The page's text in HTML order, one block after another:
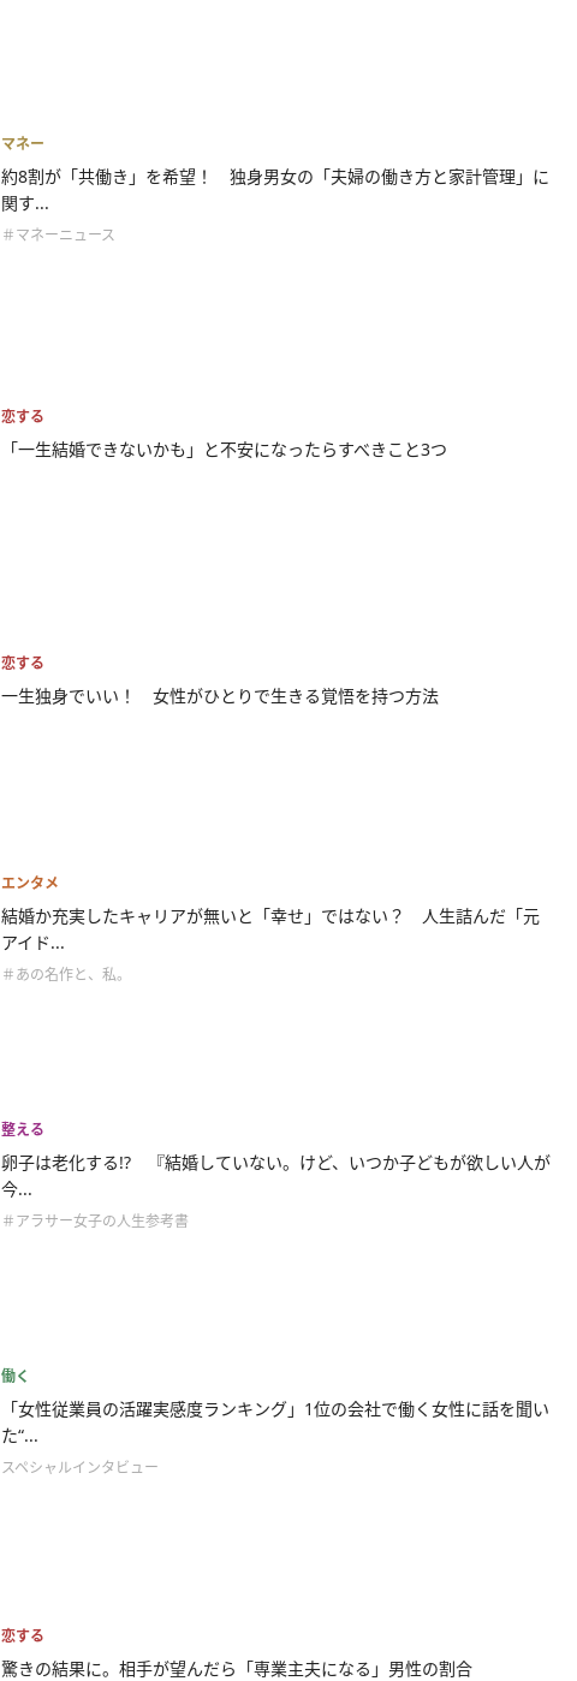
マネー
約8割が「共働き」を希望！ 独身男女の「夫婦の働き方と家計管理」に
関す...
＃マネーニュース
恋する
「一生結婚できないかも」と不安になったらすべきこと3つ
恋する
一生独身でいい！ 女性がひとりで生きる覚悟を持つ方法
エンタメ
結婚か充実したキャリアが無いと「幸せ」ではない？ 人生詰んだ「元
アイド...
＃あの名作と、私。
整える
卵子は老化する!? 『結婚していない。けど、いつか子どもが欲しい人が
今...
＃アラサー女子の人生参考書
働く
「女性従業員の活躍実感度ランキング」1位の会社で働く女性に話を聞い
た“...
スペシャルインタビュー
恋する
驚きの結果に。相手が望んだら「専業主夫になる」男性の割合